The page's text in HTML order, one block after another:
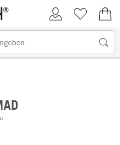
Kundenkonto
Merkliste